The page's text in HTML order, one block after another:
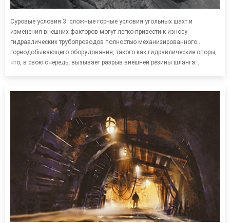
Суровые условия 3: сложные горные условия угольных шахт и
изменения внешних факторов могут легко привести к износу
гидравлических трубопроводов полностью механизированного
горнодобывающего оборудования, такого как гидравлические опоры,
что, в свою очередь, вызывает разрыв внешней резины шланга. ,
и подвержены отказам. Частота замены высока, а стоимость замены